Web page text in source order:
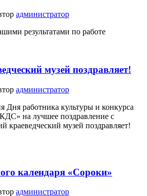
администратор
результатами по работе
музей поздравляет!
администратор
Дня работника культуры и конкурса
на лучшее поздравление с
краеведческий музей поздравляет!
календаря «Сороки»
администратор